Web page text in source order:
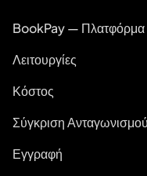
BookPay — Πλατφόρμα
Λειτουργίες
Κόστος
Σύγκριση Ανταγωνισμού
Εγγραφή